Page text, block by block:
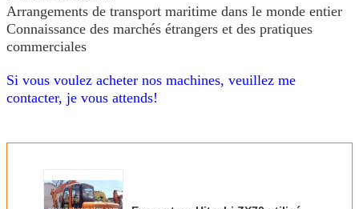
Arrangements de transport maritime dans le monde entier
Connaissance des marchés étrangers et des pratiques
commerciales
Si vous voulez acheter nos machines, veuillez me
contacter, je vous attends!